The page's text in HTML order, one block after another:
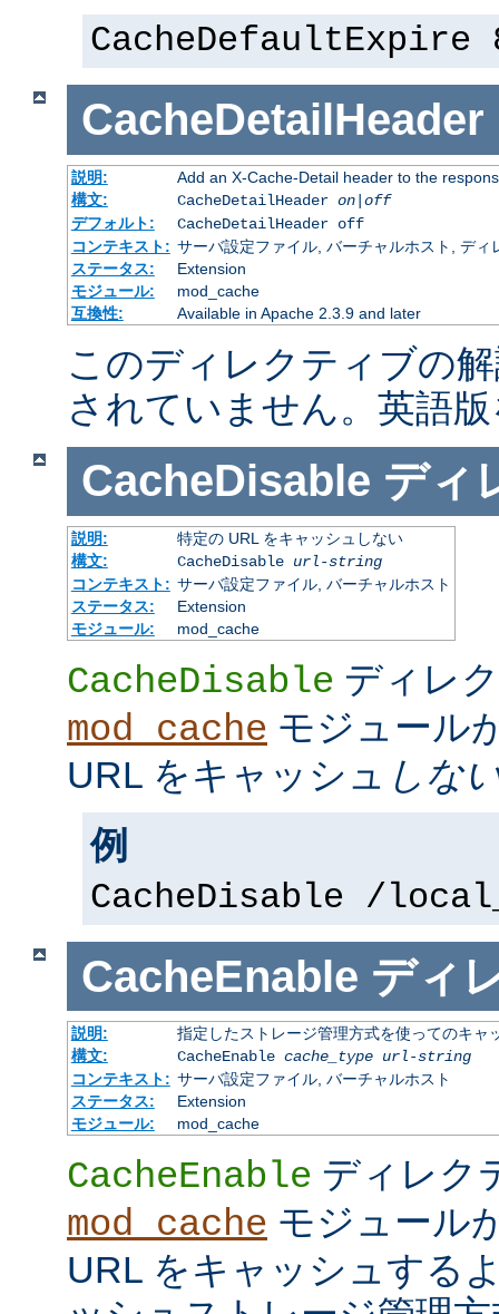
CacheDefaultExpire
CacheDetailHeader
説明:
Add an X-Cache-Detail header to the
構文:
CacheDetailHeader on|off
デフォルト:
CacheDetailHeader off
コンテキスト: サーバ設定ファイル, バーチャルホスト, ディ
ステータス:
Extension
モジュール:
mod_cache
互換性:
Available in Apache 2.3.9 and later
このディレクティブの
されていません。英語
CacheDisable ディ
説明:
特定の URL をキャッシュしない
構文:
CacheDisable url-string
コンテキスト: サーバ設定ファイル, バーチャルホスト
ステータス:
Extension
モジュール:
mod_cache
CacheDisable ディレ
mod_cache モジュール
URL をキャッシュ しな
例
CacheDisable /
CacheEnable ディ
説明:
指定したストレージ管理方式を使ってのキャ
構文:
CacheEnable cache_type url-string
コンテキスト: サーバ設定ファイル, バーチャルホスト
ステータス:
Extension
モジュール:
mod_cache
CacheEnable ディレク
mod_cache モジュール
URL をキャッシュする